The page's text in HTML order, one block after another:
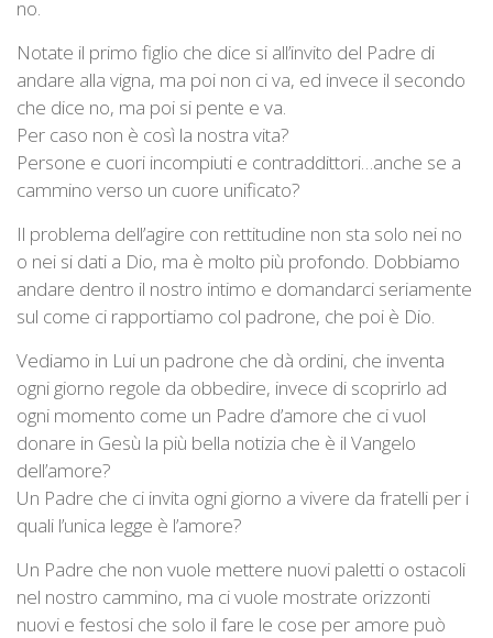
no.
Notate il primo figlio che dice si all’invito del Padre di
andare alla vigna, ma poi non ci va, ed invece il secondo
che dice no, ma poi si pente e va.
Per caso non è così la nostra vita?
Persone e cuori incompiuti e contraddittori…anche se a
cammino verso un cuore unificato?
Il problema dell’agire con rettitudine non sta solo nei no
o nei si dati a Dio, ma è molto più profondo. Dobbiamo
andare dentro il nostro intimo e domandarci seriamente
sul come ci rapportiamo col padrone, che poi è Dio.
Vediamo in Lui un padrone che dà ordini, che inventa
ogni giorno regole da obbedire, invece di scoprirlo ad
ogni momento come un Padre d’amore che ci vuol
donare in Gesù la più bella notizia che è il Vangelo
dell’amore?
Un Padre che ci invita ogni giorno a vivere da fratelli per i
quali l’unica legge è l’amore?
Un Padre che non vuole mettere nuovi paletti o ostacoli
nel nostro cammino, ma ci vuole mostrate orizzonti
nuovi e festosi che solo il fare le cose per amore può